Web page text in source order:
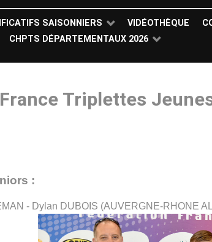
SAISONNIERS VIDÉOTHÈQUE
CHPTS DÉPARTEMENTAUX 2026
Triplettes
:
- Dylan DUBOIS (AUVERGNE-RHONE